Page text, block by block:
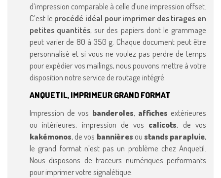
d’impression comparable à celle d’une impression offset.
C’est le procédé idéal pour imprimer des tirages en
petites quantités, sur des papiers dont le grammage
peut varier de 80 à 350 g. Chaque document peut être
personnalisé et si vous ne voulez pas perdre de temps
pour expédier vos mailings, nous pouvons mettre à votre
disposition notre service de routage intégré.
ANQUETIL, IMPRIMEUR GRAND FORMAT
Impression de vos banderoles, affiches extérieures
ou intérieures, impression de vos calicots, de vos
kakémonos, de vos bannières oustands parapluie,
le grand format n’est pas un problème chez Anquetil.
Nous disposons de traceurs numériques performants
pour imprimer votre signalétique.